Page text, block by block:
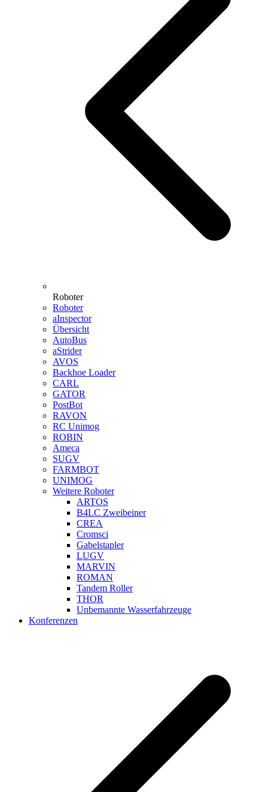
Roboter
Roboter
aInspector
Übersicht
AutoBus
aStrider
AVOS
Backhoe Loader
CARL
GATOR
PostBot
RAVON
RC Unimog
ROBIN
Ameca
SUGV
FARMBOT
UNIMOG
Weitere Roboter
ARTOS
B4LC Zweibeiner
CREA
Cromsci
Gabelstapler
LUGV
MARVIN
ROMAN
Tandem Roller
THOR
Unbemannte Wasserfahrzeuge
Konferenzen